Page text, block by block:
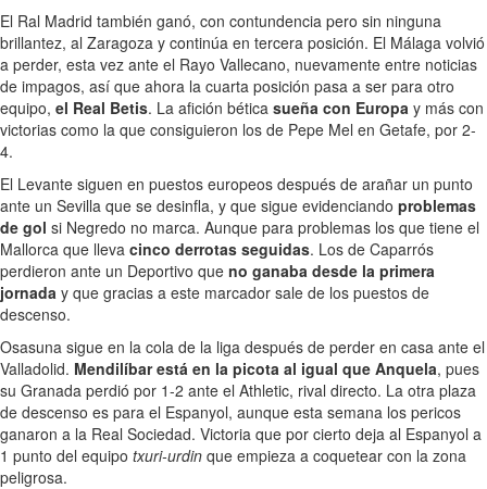
El Ral Madrid también ganó, con contundencia pero sin ninguna
brillantez, al Zaragoza y continúa en tercera posición. El Málaga volvió
a perder, esta vez ante el Rayo Vallecano, nuevamente entre noticias
de impagos, así que ahora la cuarta posición pasa a ser para otro
equipo, el Real Betis. La afición bética sueña con Europa y más con
victorias como la que consiguieron los de Pepe Mel en Getafe, por 2-
4.
El Levante siguen en puestos europeos después de arañar un punto
ante un Sevilla que se desinfla, y que sigue evidenciando problemas
de gol si Negredo no marca. Aunque para problemas los que tiene el
Mallorca que lleva cinco derrotas seguidas. Los de Caparrós
perdieron ante un Deportivo que no ganaba desde la primera
jornada y que gracias a este marcador sale de los puestos de
descenso.
Osasuna sigue en la cola de la liga después de perder en casa ante el
Valladolid. Mendilíbar está en la picota al igual que Anquela, pues
su Granada perdió por 1-2 ante el Athletic, rival directo. La otra plaza
de descenso es para el Espanyol, aunque esta semana los pericos
ganaron a la Real Sociedad. Victoria que por cierto deja al Espanyol a
1 punto del equipo txuri-urdin que empieza a coquetear con la zona
peligrosa.